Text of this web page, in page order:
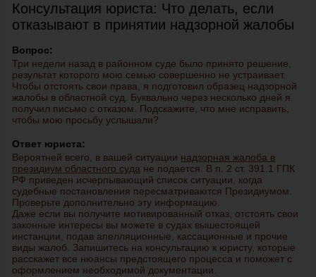
Консультация юриста: Что делать, если
отказывают в принятии надзорной жалобы
Вопрос:
Три недели назад в районном суде было принято решение,
результат которого мою семью совершенно не устраивает.
Чтобы отстоять свои права, я подготовил образец надзорной
жалобы в областной суд. Буквально через несколько дней я
получил письмо с отказом. Подскажите, что мне исправить,
чтобы мою просьбу услышали?
Ответ юриста:
Вероятней всего, в вашей ситуации надзорная жалоба в
президиум областного суда не подается. В п. 2 ст. 391.1 ГПК
РФ приведен исчерпывающий список ситуации, когда
судебные постановления пересматриваются Президиумом.
Проверьте дополнительно эту информацию.
Даже если вы получите мотивированный отказ, отстоять свои
законные интересы вы можете в судах вышестоящей
инстанции, подав апелляционные, кассационные и прочие
виды жалоб. Запишитесь на консультацию к юристу, которые
расскажет все нюансы предстоящего процесса и поможет с
оформлением необходимой документации.